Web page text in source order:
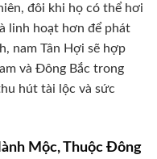
đôi khi họ có thể hơi
linh hoạt hơn để phát
nam Tân Hợi sẽ hợp
và Đông Bắc trong
hút tài lộc và sức
Mộc, Thuộc Đông